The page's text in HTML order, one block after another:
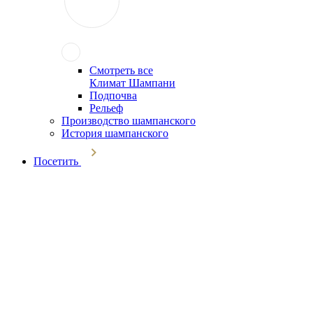
Смотреть все
Климат Шампани
Подпочва
Рельеф
Производство шампанского
История шампанского
Посетить